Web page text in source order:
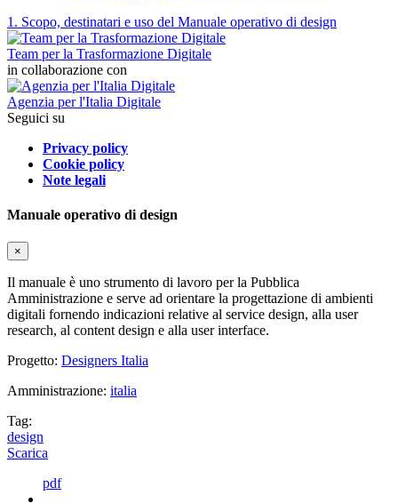
1. Scopo, destinatari e uso del Manuale operativo di design
Team per la Trasformazione Digitale
in collaborazione con
Agenzia per l'Italia Digitale
Seguici su
Privacy policy
Cookie policy
Note legali
Manuale operativo di design
×
Il manuale è uno strumento di lavoro per la Pubblica
Amministrazione e serve ad orientare la progettazione di ambienti
digitali fornendo indicazioni relative al service design, alla user
research, al content design e alla user interface.
Progetto: Designers Italia
Amministrazione: italia
Tag:
design
Scarica
pdf